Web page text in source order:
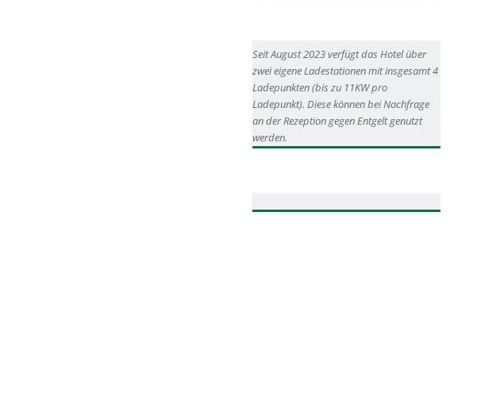
Seit August 2023 verfügt das Hotel über
zwei eigene Ladestationen mit insgesamt 4
Ladepunkten (bis zu 11KW pro
Ladepunkt). Diese können bei Nachfrage
an der Rezeption gegen Entgelt genutzt
werden.